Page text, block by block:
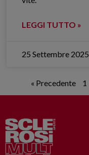
LEGGI TUTTO »
25 Settembre 2025
« Precedente 1